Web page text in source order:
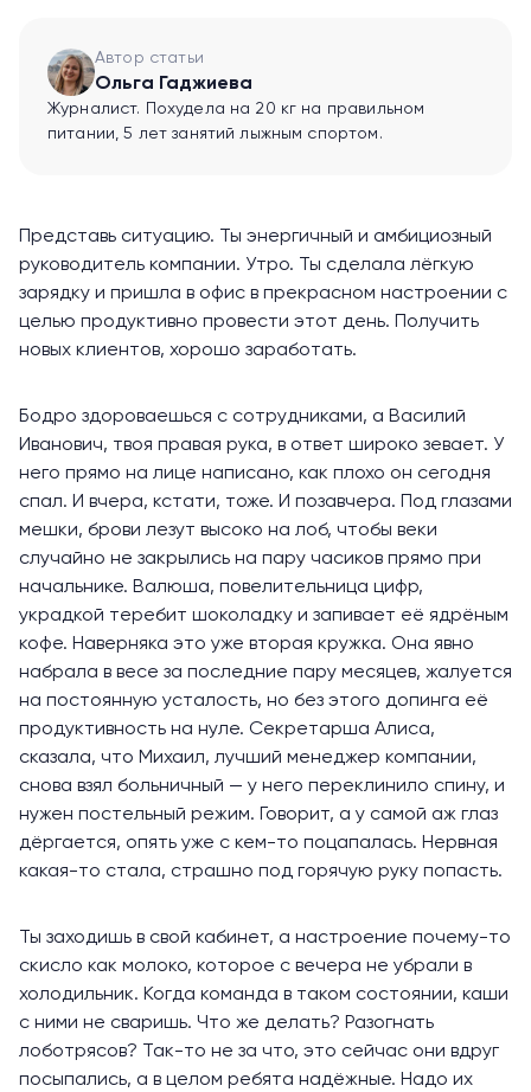
Автор статьи
Ольга Гаджиева
Журналист. Похудела на 20 кг на правильном
питании, 5 лет занятий лыжным спортом.
Представь ситуацию. Ты энергичный и амбициозный
руководитель компании. Утро. Ты сделала лёгкую
зарядку и пришла в офис в прекрасном настроении с
целью продуктивно провести этот день. Получить
новых клиентов, хорошо заработать.
Бодро здороваешься с сотрудниками, а Василий
Иванович, твоя правая рука, в ответ широко зевает. У
него прямо на лице написано, как плохо он сегодня
спал. И вчера, кстати, тоже. И позавчера. Под глазами
мешки, брови лезут высоко на лоб, чтобы веки
случайно не закрылись на пару часиков прямо при
начальнике. Валюша, повелительница цифр,
украдкой теребит шоколадку и запивает её ядрёным
кофе. Наверняка это уже вторая кружка. Она явно
набрала в весе за последние пару месяцев, жалуется
на постоянную усталость, но без этого допинга её
продуктивность на нуле. Секретарша Алиса,
сказала, что Михаил, лучший менеджер компании,
снова взял больничный — у него переклинило спину, и
нужен постельный режим. Говорит, а у самой аж глаз
дёргается, опять уже с кем-то поцапалась. Нервная
какая-то стала, страшно под горячую руку попасть.
Ты заходишь в свой кабинет, а настроение почему-то
скисло как молоко, которое с вечера не убрали в
холодильник. Когда команда в таком состоянии, каши
с ними не сваришь. Что же делать? Разогнать
лоботрясов? Так-то не за что, это сейчас они вдруг
посыпались, а в целом ребята надёжные. Надо их